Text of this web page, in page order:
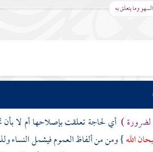
وما يتعلق به
) أي لحاجة تعلقت بإصلاحها أم لا بأن
الله} ومن من ألفاظ العموم فيشمل النساء